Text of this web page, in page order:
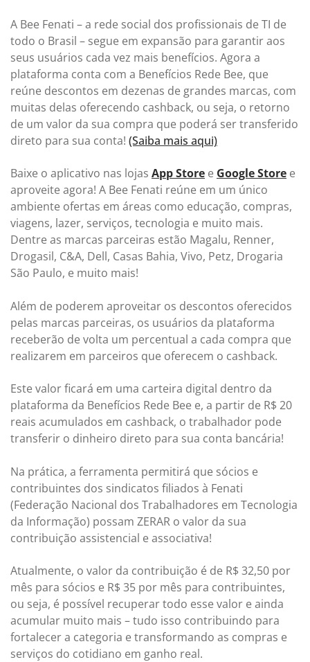
A Bee Fenati – a rede social dos profissionais de TI de
todo o Brasil – segue em expansão para garantir aos
seus usuários cada vez mais benefícios. Agora a
plataforma conta com a Benefícios Rede Bee, que
reúne descontos em dezenas de grandes marcas, com
muitas delas oferecendo cashback, ou seja, o retorno
de um valor da sua compra que poderá ser transferido
direto para sua conta! (Saiba mais aqui)
Baixe o aplicativo nas lojas App Store e Google Store e
aproveite agora! A Bee Fenati reúne em um único
ambiente ofertas em áreas como educação, compras,
viagens, lazer, serviços, tecnologia e muito mais.
Dentre as marcas parceiras estão Magalu, Renner,
Drogasil, C&A, Dell, Casas Bahia, Vivo, Petz, Drogaria
São Paulo, e muito mais!
Além de poderem aproveitar os descontos oferecidos
pelas marcas parceiras, os usuários da plataforma
receberão de volta um percentual a cada compra que
realizarem em parceiros que oferecem o cashback.
Este valor ficará em uma carteira digital dentro da
plataforma da Benefícios Rede Bee e, a partir de R$ 20
reais acumulados em cashback, o trabalhador pode
transferir o dinheiro direto para sua conta bancária!
Na prática, a ferramenta permitirá que sócios e
contribuintes dos sindicatos filiados à Fenati
(Federação Nacional dos Trabalhadores em Tecnologia
da Informação) possam ZERAR o valor da sua
contribuição assistencial e associativa!
Atualmente, o valor da contribuição é de R$ 32,50 por
mês para sócios e R$ 35 por mês para contribuintes,
ou seja, é possível recuperar todo esse valor e ainda
acumular muito mais – tudo isso contribuindo para
fortalecer a categoria e transformando as compras e
serviços do cotidiano em ganho real.